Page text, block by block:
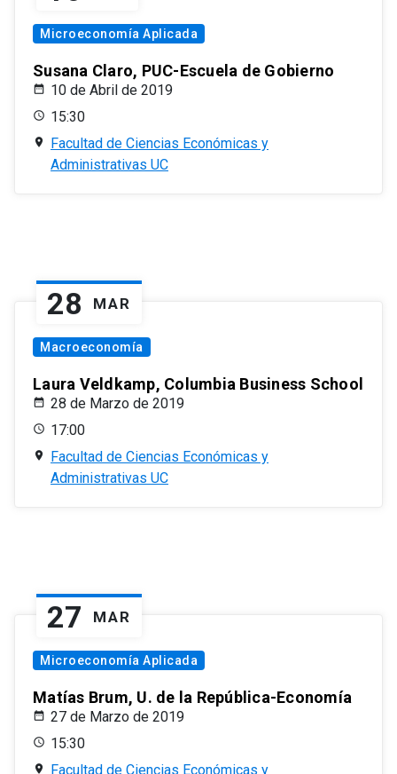
Microeconomía Aplicada
Susana Claro, PUC-Escuela de Gobierno
10 de Abril de 2019
15:30
Facultad de Ciencias Económicas y
Administrativas UC
28 MAR
Macroeconomía
Laura Veldkamp, Columbia Business School
28 de Marzo de 2019
17:00
Facultad de Ciencias Económicas y
Administrativas UC
27 MAR
Microeconomía Aplicada
Matías Brum, U. de la República-Economía
27 de Marzo de 2019
15:30
Facultad de Ciencias Económicas y